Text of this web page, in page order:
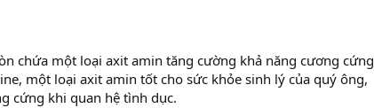
chứa một loại axit amin tăng cường khả năng cương cứng
một loại axit amin tốt cho sức khỏe sinh lý của quý ông,
cứng khi quan hệ tình dục.